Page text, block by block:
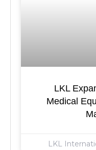
LKL
Medical
LKL